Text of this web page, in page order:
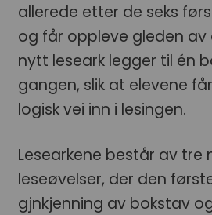
allerede etter de seks
og får oppleve gleden av
nytt leseark legger til én
gangen, slik at elevene
logisk vei inn i lesingen.
Lesearkene består av tre
leseøvelser, der den
gjnkjenning av bokstav